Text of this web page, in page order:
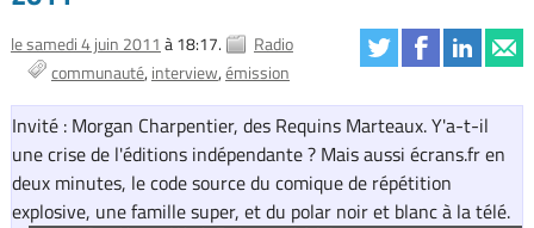
le samedi 4 juin 2011 à 18:17.
Radio
communauté interview émission
Invité : Morgan Charpentier, des Requins Marteaux. Y'a-t-il
une crise de l'éditions indépendante ? Mais aussi écrans.fr en
deux minutes, le code source du comique de répétition
explosive, une famille super, et du polar noir et blanc à la télé.